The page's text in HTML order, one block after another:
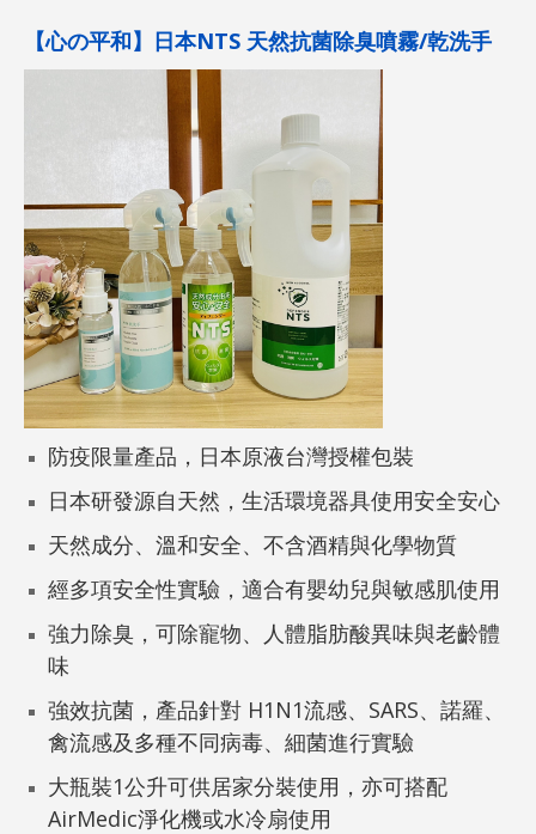
【心の平和】日本NTS 天然抗菌除臭噴霧/乾洗手
防疫限量產品，日本原液台灣授權包裝
日本研發源自天然，生活環境器具使用安全安心
天然成分、溫和安全、不含酒精與化學物質
經多項安全性實驗，適合有嬰幼兒與敏感肌使用
強力除臭，可除寵物、人體脂肪酸異味與老齡體
味
強效抗菌，產品針對 H1N1流感、SARS、諾羅、
禽流感及多種不同病毒、細菌進行實驗
大瓶裝1公升可供居家分裝使用，亦可搭配
AirMedic淨化機或水冷扇使用